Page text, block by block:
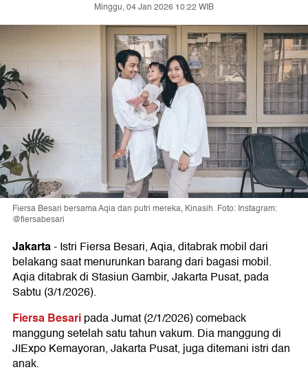
Minggu, 04 Jan 2026 10:22 WIB
Fiersa Besari bersama Aqia dan putri mereka, Kinasih. Foto: Instagram:
@fiersabesari
Jakarta-Istri Fiersa Besari, Aqia, ditabrak mobil dari
belakang saat menurunkan barang dari bagasi mobil.
Aqia ditabrak di Stasiun Gambir, Jakarta Pusat, pada
Sabtu (3/1/2026).
Fiersa Besaripada Jumat (2/1/2026) comeback
manggung setelah satu tahun vakum. Dia manggung di
JIExpo Kemayoran, Jakarta Pusat, juga ditemani istri dan
anak.